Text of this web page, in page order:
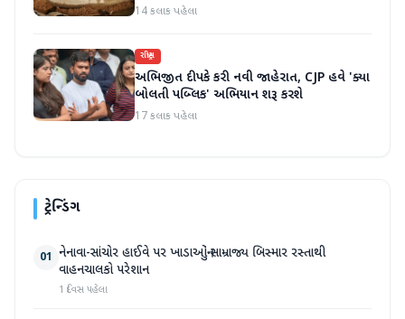
14 કલાક પહેલા
રાષ્ટ્રીય
અભિજીત દીપકે કરી નવી જાહેરાત, CJP હવે 'ક્યા
બોલતી પબ્લિક' અભિયાન શરૂ કરશે
17 કલાક પહેલા
ટ્રેન્ડિંગ
01 નેનાવા-સાંચોર હાઈવે પર ખાડાઓનું સામ્રાજ્ય બિસ્માર રસ્તાથી
વાહનચાલકો પરેશાન
1 દિવસ પહેલા